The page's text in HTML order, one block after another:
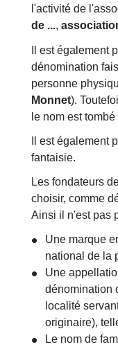
l'activité de
de ...,
Il est également
dénomination
personne
Monnet).
le nom est
Il est également
fantaisie.
Les fondateurs
choisir, comme
Ainsi il n'est pas
Une marque
national de la
Une
dénomination
localité
originaire),
Le nom de